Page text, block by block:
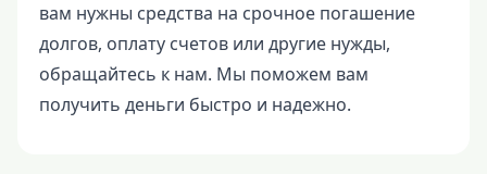
вам нужны средства на срочное погашение
долгов, оплату счетов или другие нужды,
обращайтесь к нам. Мы поможем вам
получить деньги быстро и надежно.